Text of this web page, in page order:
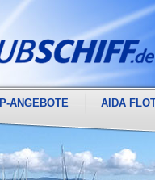
ANGEBOTE AIDA